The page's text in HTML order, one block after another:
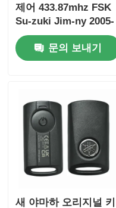
자동차 키 블레이드
싱글 앵글 밀링 커터
트랜스폰더 칩
잠수기 기계
제어 433.87mhz FSK
Su-zuki Jim-ny 2005-
2017 칩 없음 37182-A7
도매 MOQ 50pcs 전용
제어
문의 보내기
새 야마하 오리지널 키